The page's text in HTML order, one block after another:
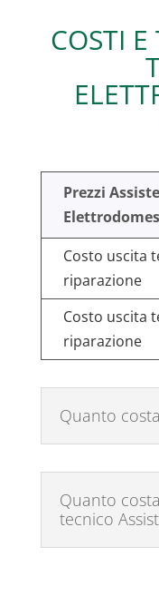
COSTI E
Prezzi
Costo uscita
riparazione
Costo uscita
riparazione
Quanto
Quanto
tecnico